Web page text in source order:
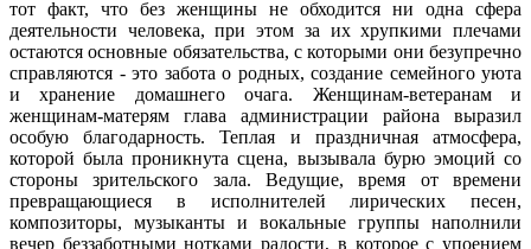
тот факт, что без женщины не обходится ни одна сфера
деятельности человека, при этом за их хрупкими плечами
остаются основные обязательства, с которыми они безупречно
справляются - это забота о родных, создание семейного уюта
и хранение домашнего очага. Женщинам-ветеранам и
женщинам-матерям глава администрации района выразил
особую благодарность. Теплая и праздничная атмосфера,
которой была проникнута сцена, вызывала бурю эмоций со
стороны зрительского зала. Ведущие, время от времени
превращающиеся в исполнителей лирических песен,
композиторы, музыканты и вокальные группы наполнили
вечер беззаботными нотками радости, в которое с упоением